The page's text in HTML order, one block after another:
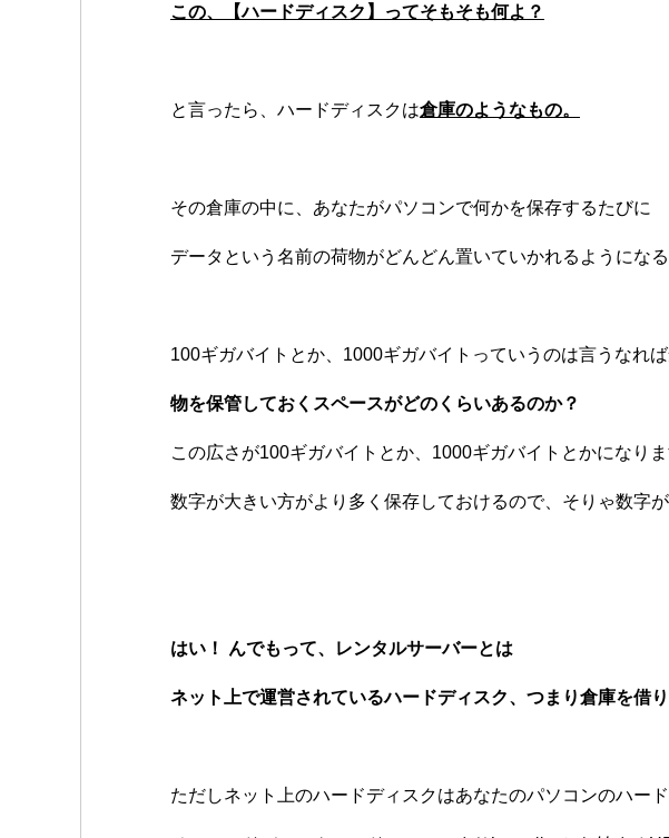
この、【ハードディスク】ってそもそも何よ？
と言ったら、ハードディスクは倉庫のようなもの。
その倉庫の中に、あなたがパソコンで何かを保存するたびに
データという名前の荷物がどんどん置いていかれるようになる
100ギガバイトとか、1000ギガバイトっていうのは言うなれ
物を保管しておくスペースがどのくらいあるのか？
この広さが100ギガバイトとか、1000ギガバイトとかになりま
数字が大きい方がより多く保存しておけるので、 そりゃ数字
はい！ んでもって、レンタルサーバーとは
ネット上で運営されているハードディスク、つまり倉庫を借り
ただしネット上のハードディスクはあなたのパソコンのハー